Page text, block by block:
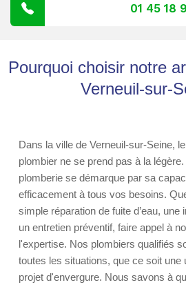
01 45 18
Pourquoi choisir notre
Verneuil-sur-
Dans la ville de Verneuil-sur-Seine,
plombier ne se prend pas à la
plomberie se démarque par sa
efficacement à tous vos besoins.
simple réparation de fuite d’eau, une
un entretien préventif, faire appel à
l'expertise. Nos plombiers qualifiés
toutes les situations, que ce soit une
projet d'envergure. Nous savons à